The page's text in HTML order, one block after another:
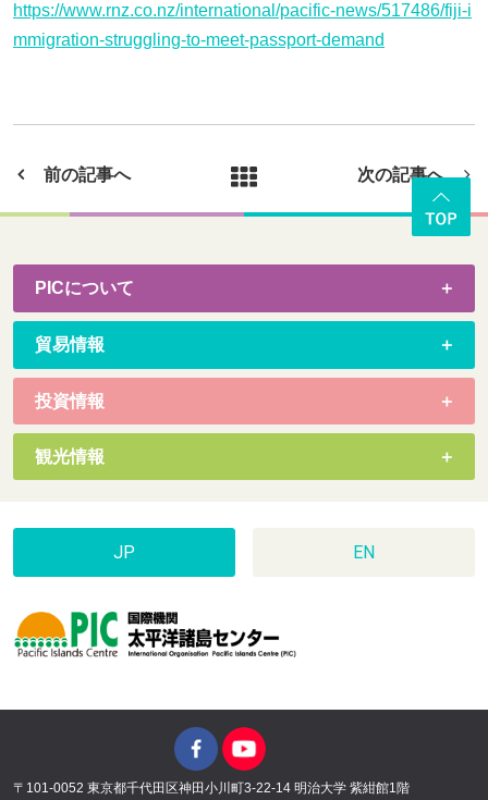
https://www.rnz.co.nz/international/pacific-news/517486/fiji-i
mmigration-struggling-to-meet-passport-demand
前の記事へ 次の記事へ
PICについて
貿易情報
投資情報
観光情報
JP EN
〒101-0052 東京都千代田区神田小川町3-22-14 明治大学 紫紺館1階